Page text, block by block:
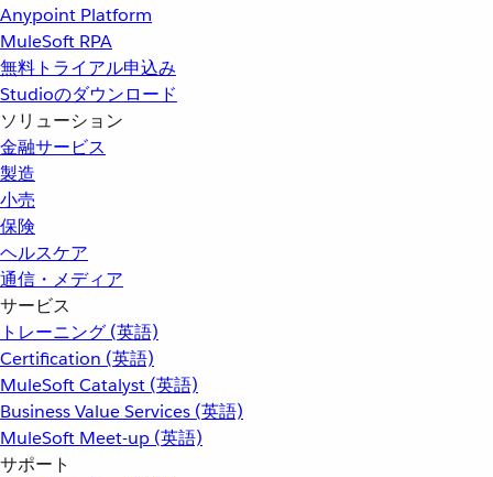
Anypoint Platform
MuleSoft RPA
無料トライアル申込み
Studioのダウンロード
ソリューション
金融サービス
製造
小売
保険
ヘルスケア
通信・メディア
サービス
トレーニング (英語)
Certification (英語)
MuleSoft Catalyst (英語)
Business Value Services (英語)
MuleSoft Meet-up (英語)
サポート